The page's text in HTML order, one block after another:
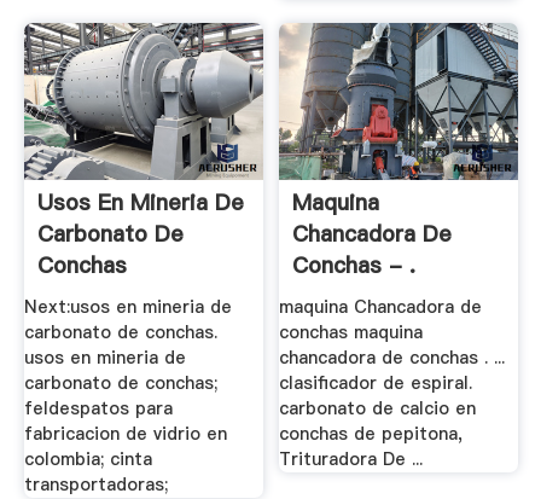
Usos En Mineria De
Carbonato De
Conchas
Next:usos en mineria de
carbonato de conchas.
usos en mineria de
carbonato de conchas;
feldespatos para
fabricacion de vidrio en
colombia; cinta
transportadoras;
Maquina
Chancadora De
Conchas - .
maquina Chancadora de
conchas maquina
chancadora de conchas . ...
clasificador de espiral.
carbonato de calcio en
conchas de pepitona,
Trituradora De ...